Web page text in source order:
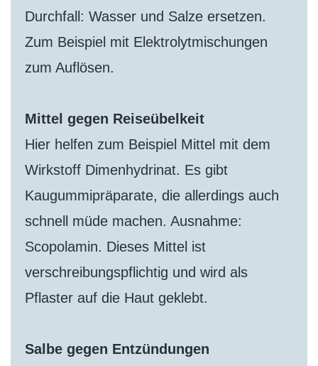
Durchfall: Wasser und Salze ersetzen.
Zum Beispiel mit Elektrolytmischungen
zum Auflösen.
Mittel gegen Reiseübelkeit
Hier helfen zum Beispiel Mittel mit dem
Wirkstoff Dimenhydrinat. Es gibt
Kaugummipräparate, die allerdings auch
schnell müde machen. Ausnahme:
Scopolamin. Dieses Mittel ist
verschreibungspflichtig und wird als
Pflaster auf die Haut geklebt.
Salbe gegen Entzündungen